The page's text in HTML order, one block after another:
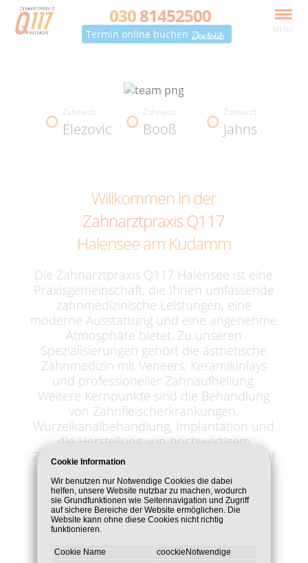
Cookie Information
Wir benutzen nur Notwendige Cookies die dabei
helfen, unsere Website nutzbar zu machen, wodurch
sie Grundfunktionen wie Seitennavigation und Zugriff
auf sichere Bereiche der Website ermöglichen. Die
Website kann ohne diese Cookies nicht richtig
funktionieren.
Cookie Name coockieNotwendige
03081452500
MENÜ
Termin online buchen
Zahnarzt
Elezovic
Zahnarzt
Booß
Zahnarzt
Jahns
Willkommen in der
Zahnarztpraxis Q117
Halensee am Kudamm
Die Zahnarztpraxis Q117 Halensee ist eine
Praxisgemeinschaft, die Ihnen umfassende
zahnmedizinische Leistungen, eine
moderne Ausstattung und eine angenehme
Atmosphäre bietet. Zu unseren
Spezialisierungen gehört die ästhetische
Zahnmedizin mit Veneers, Keramikinlays
und professioneller Zahnaufhellung.
Weitere Kernpunkte sind die Behandlung
von Zahnfleischerkrankungen,
Wurzelkanalbehandlung, Implantation und
die Herstellung von hochwertigem
Zahnersatz. Besonderen Wert legen wir auf
Lachgas, um so ein angst - und
schmerzfreies Behandeln zu ermöglichen.